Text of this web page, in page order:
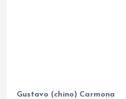
Gustavo (chino) Carmona